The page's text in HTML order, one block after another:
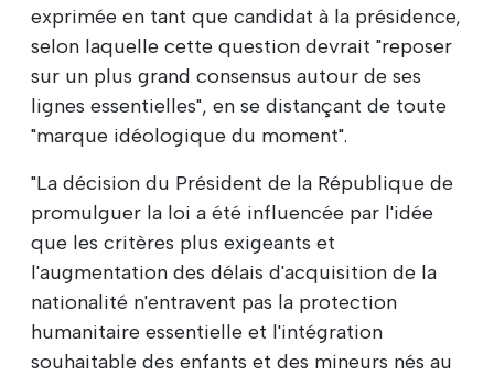
exprimée en tant que candidat à la présidence,
selon laquelle cette question devrait "reposer
sur un plus grand consensus autour de ses
lignes essentielles", en se distançant de toute
"marque idéologique du moment".
"La décision du Président de la République de
promulguer la loi a été influencée par l'idée
que les critères plus exigeants et
l'augmentation des délais d'acquisition de la
nationalité n'entravent pas la protection
humanitaire essentielle et l'intégration
souhaitable des enfants et des mineurs nés au